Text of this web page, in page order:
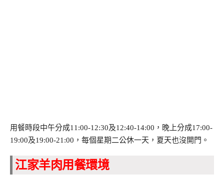
用餐時段中午分成11:00-12:30及12:40-14:00，晚上分成17:00-
19:00及19:00-21:00，每個星期二公休一天，夏天也沒開門。
江家羊肉用餐環境